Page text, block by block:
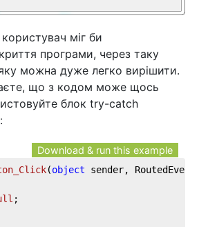
міг би
програми, через таку
можна дуже легко вирішити.
що з кодом може щось
блок try-catch
Download & run this example
(object sender,
;